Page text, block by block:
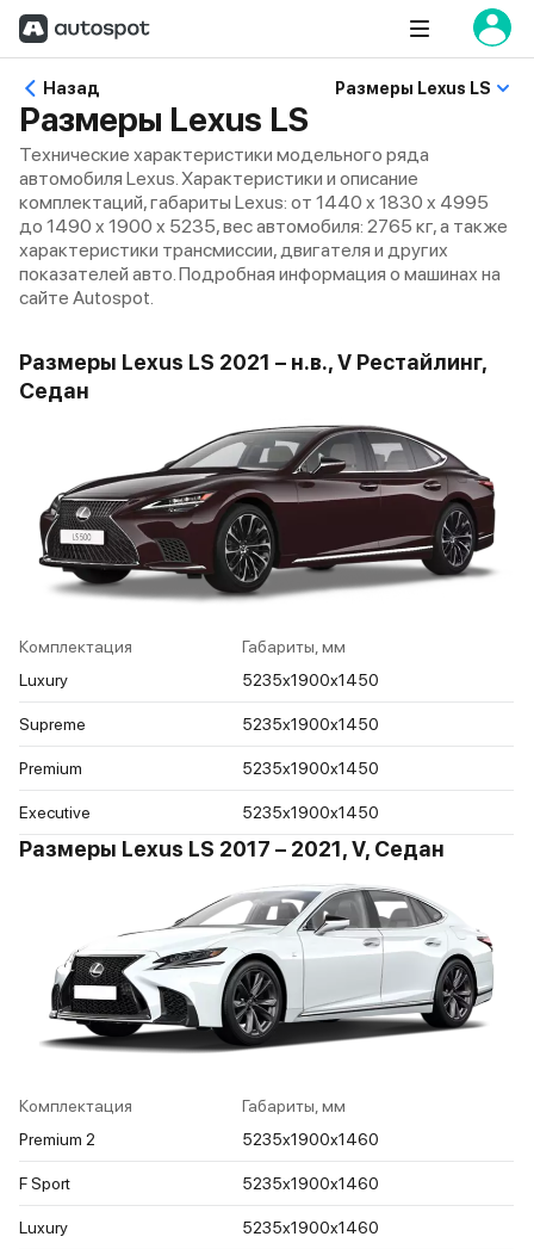
Назад Размеры Lexus LS
Размеры Lexus LS
Технические характеристики модельного ряда
автомобиля Lexus. Характеристики и описание
комплектаций, габариты Lexus: от 1440 x 1830 x 4995
до 1490 x 1900 x 5235, вес автомобиля: 2765 кг, а также
характеристики трансмиссии, двигателя и других
показателей авто. Подробная информация о машинах на
сайте Autospot.
Размеры Lexus LS 2021 – н.в., V Рестайлинг,
Седан
Комплектация
Габариты, мм
Luxury
5235x1900x1450
Supreme 5235x1900x1450
Premium 5235x1900x1450
Executive 5235x1900x1450
Размеры Lexus LS 2017 – 2021, V, Седан
Комплектация
Габариты, мм
Premium 2
5235x1900x1460
F Sport 5235x1900x1460
Luxury 5235x1900x1460